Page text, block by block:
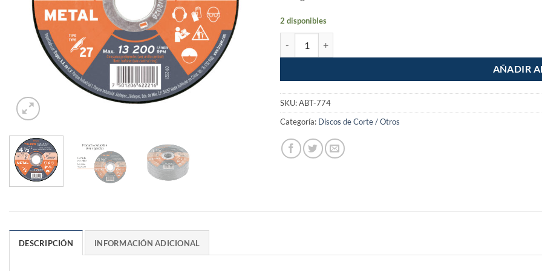
2 disponibles
AÑADIR
SKU:ABT-774
Categoría: Discos de Corte / Otros
DESCRIPCIÓN INFORMACIÓN ADICIONAL